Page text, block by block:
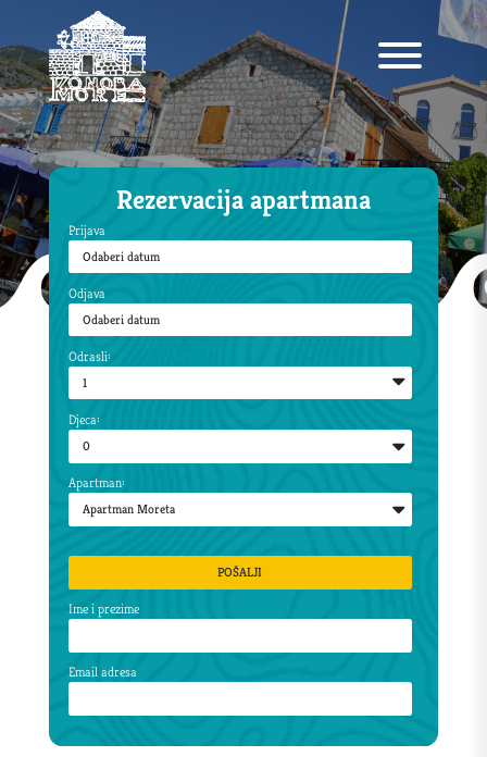
Rezervacija apartmana
Prijava
Odjava
Odrasli:
Djeca:
Apartman:
POŠALJI
Ime i prezime
Email adresa